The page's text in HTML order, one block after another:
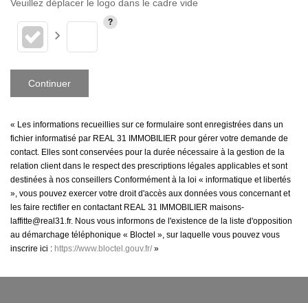
Veuillez déplacer le logo dans le cadre vide
Continuer
« Les informations recueillies sur ce formulaire sont enregistrées dans un
fichier informatisé par REAL 31 IMMOBILIER pour gérer votre demande de
contact. Elles sont conservées pour la durée nécessaire à la gestion de la
relation client dans le respect des prescriptions légales applicables et sont
destinées à nos conseillers Conformément à la loi « informatique et libertés
», vous pouvez exercer votre droit d'accès aux données vous concernant et
les faire rectifier en contactant REAL 31 IMMOBILIER maisons-
laffitte@real31.fr. Nous vous informons de l'existence de la liste d'opposition
au démarchage téléphonique « Bloctel », sur laquelle vous pouvez vous
inscrire ici : https://www.bloctel.gouv.fr/»